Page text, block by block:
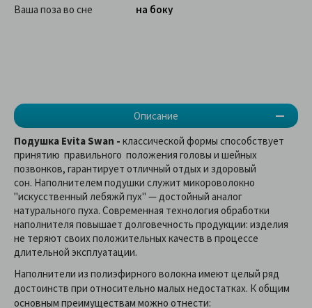
Описание
Ваша поза во сне
на боку
Подушка Evita Swan - классической формы способствует
принятию правильного положения головы и шейных
позвонков, гарантирует отличный отдых и здоровый
сон. Наполнителем подушки служит микороволокно
"искусственный лебяжй пух" — достойный аналог
натурального пуха. Современная технология обработки
наполнителя повышает долговечность продукции: изделия
не теряют своих положительных качеств в процессе
длительной эксплуатации.
Наполнители из полиэфирного волокна имеют целый ряд
достоинств при относительно малых недостатках. К общим
основным преимуществам можно отнести: